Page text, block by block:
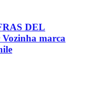
DEL
marca